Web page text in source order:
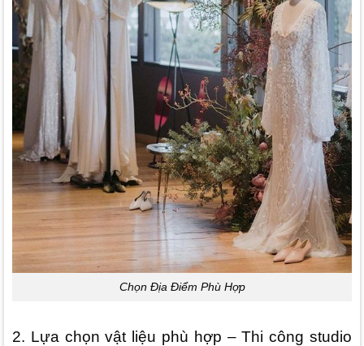
Chọn Địa Điểm Phù Hợp
2. Lựa chọn vật liệu phù hợp – Thi công studio